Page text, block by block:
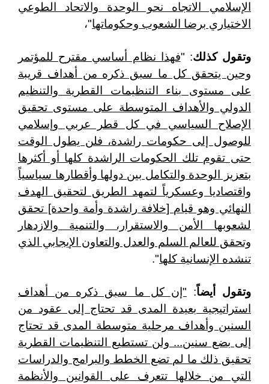
الإسلامي الاتجاه نحو الوحدة والاتحاد الطوعي
الاختياري برضا الشعوب وحكوماتها"،
وتقول كذلك: "فهذا نظام أساسي مقترح للمؤتمر
وحين يتحقق كل ما سبق ذكره من أهداف قريبة
على مستوى بناء التنظيمات القطرية والتنظيم
الدولي والأهداف المتوسطة على مستوى تحقيق
الإصلاح السياسي في كل قطر عربي وإسلامي
للوصول إلى حكومات راشدة، فلن يطول الوقت
حتى تقوم تلك الحكومات الراشدة كلها أو أكثرها
بتعزيز الوحدة والتكامل بين دولها وأقطارها سياسياً
واقتصاديا وعسكرياً لتمهد الطريق لتحقيق الهدف
النهائي وهو قيام [خلافة راشدة وأمة واحدة] تحقق
لشعوبها الأمن والاستقرار، والتنمية والازدهار
وتحقق للعالم السلم والعدل والتعاون الإيجابي الذي
تنشده الإنسانية كلها".
وتقول أيضاً: "إن كل ما سبق ذكره من أهداف
استراتيجية بعيدة المدى قد تحتاج إلى عقود من
السنين وأهداف مرحلية متوسطة المدى قد تحتاج
إلى بضع سنين... ولن تستطيع التنظيمات القطرية
تحقيق ذلك ما لم تضع الخطط والبرامج والدراسات
التي من خلالها تتعرف على القوانين والأنظمة